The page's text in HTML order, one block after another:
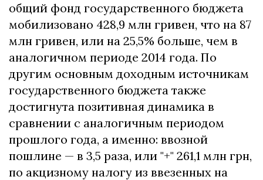
общий фонд государственного бюджета
мобилизовано 428,9 млн гривен, что на 87
млн гривен, или на 25,5% больше, чем в
аналогичном периоде 2014 года. По
другим основным доходным источникам
государственного бюджета также
достигнута позитивная динамика в
сравнении с аналогичным периодом
прошлого года, а именно: ввозной
пошлине — в 3,5 раза, или "+" 261,1 млн грн,
по акцизному налогу из ввезенных на